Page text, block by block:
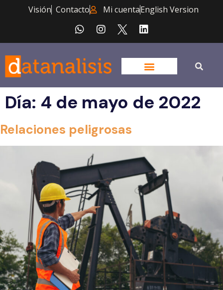
Visión Contacto Mi cuentaEnglish Version
Día: 4 de mayo de 2022
Relaciones peligrosas